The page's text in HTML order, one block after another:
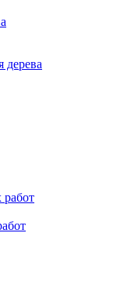
дерева
работ